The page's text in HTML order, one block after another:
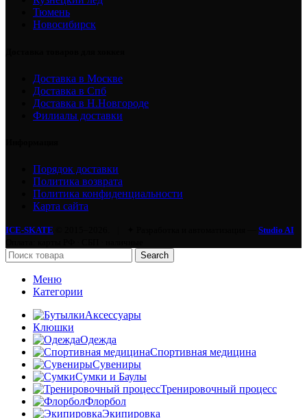
Тюмень
Новосибирск
Доставка в Москве
Доставка в Спб
Доставка в Н.Новгороде
Филиалы доставки
Порядок доставки
Политика возврата
Политика конфиденциальности
Карта сайта
ICE-SKATE
Studio AI
Search
Меню
Категории
Аксессуары
Клюшки
Одежда
Спортивная медицина
Сувениры
Сумки и Баулы
Тренировочный процесс
Флорбол
Экипировка